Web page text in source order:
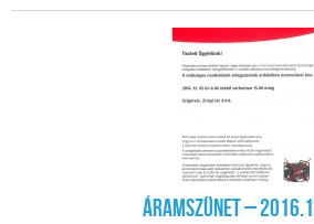
Áramszünet –